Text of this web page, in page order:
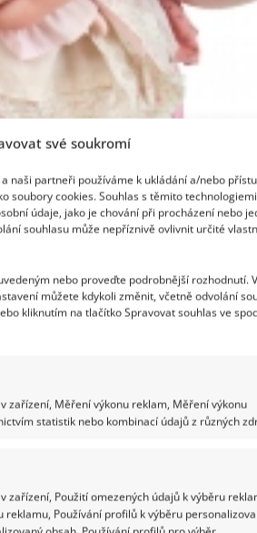
své soukromí
naši partneři používáme k ukládání a/nebo
soubory cookies. Souhlas s těmito
údaje, jako je chování při procházení nebo
souhlasu může nepříznivě ovlivnit určité
nebo proveďte podrobnější rozhodnutí.
můžete kdykoli změnit, včetně odvolání
kliknutím na tlačítko Spravovat souhlas ve
zařízení, Měření výkonu reklam, Měření výkonu
statistik nebo kombinací údajů z různých
zařízení, Použití omezených údajů k výběru
Používání profilů k výběru
dítětempravděpodobnost